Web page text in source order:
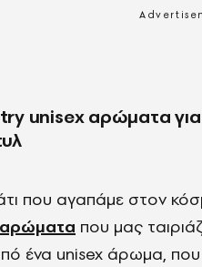
unisex αρώματα
που αγαπάμε στον
αρώματα που μας
ένα unisex άρωμα, που